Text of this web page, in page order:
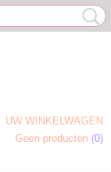
UW WINKELWAGEN
Geen producten (0)